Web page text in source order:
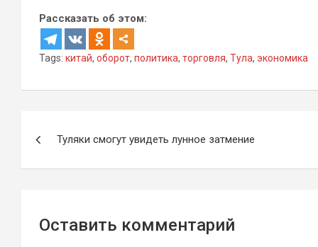
Рассказать об этом:
Tags: китай, оборот, политика, торговля, Тула, экономика
Туляки смогут увидеть лунное затмение
Оставить комментарий